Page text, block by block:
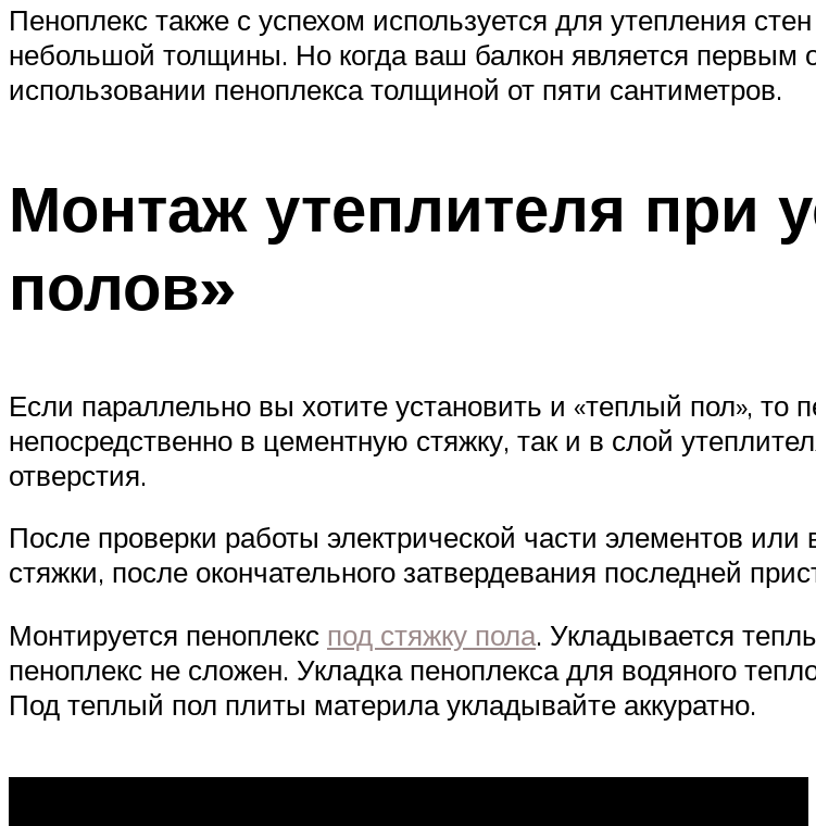
Пеноплекс также с успехом используется для утепления
небольшой толщины. Но когда ваш балкон является первым
использовании пеноплекса толщиной от пяти сантиметров.
Монтаж утеплителя при
полов»
Если параллельно вы хотите установить и «теплый пол», то
непосредственно в цементную стяжку, так и в слой
отверстия.
После проверки работы электрической части элементов
стяжки, после окончательного затвердевания последней
Монтируется пеноплекс под стяжку пола. Укладывается
пеноплекс не сложен. Укладка пеноплекса для водяного
Под теплый пол плиты материла укладывайте аккуратно.